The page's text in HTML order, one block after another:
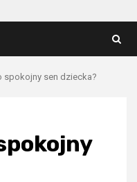
spokojny sen dziecka?